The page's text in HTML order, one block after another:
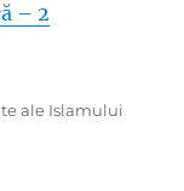
– 2
ale Islamului